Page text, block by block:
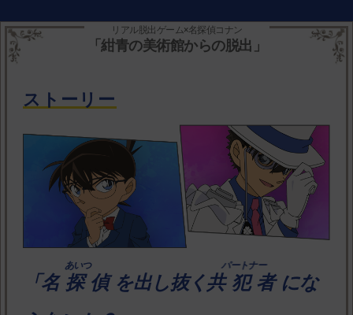
リアル脱出ゲーム×名探偵コナン
「紺青の美術館からの脱出」
ストーリー
「名探偵 を出し抜く共犯者 にな